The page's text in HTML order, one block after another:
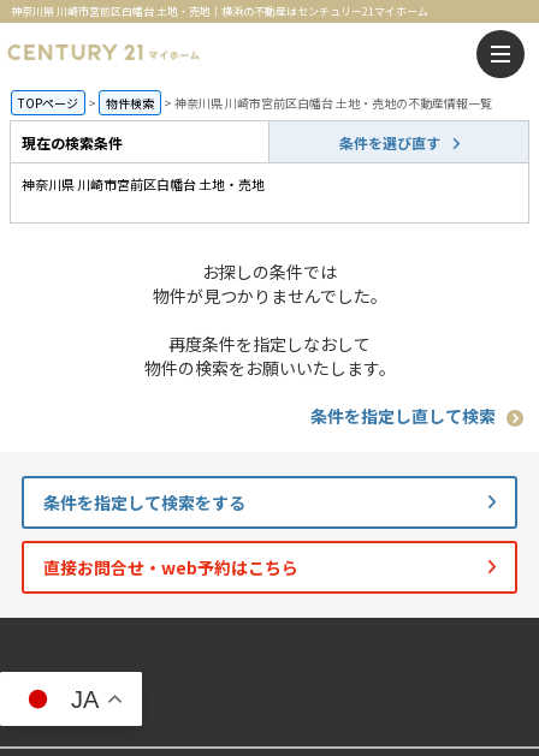
神奈川県 川崎市宮前区白幡台 土地・売地｜横浜の不動産はセンチュリー21マイホーム
TOPページ 物件検索 神奈川県 川崎市宮前区白幡台 土地・売地の不動産情報一覧
現在の検索条件 条件を選び直す
神奈川県 川崎市宮前区白幡台 土地・売地
お探しの条件では
物件が見つかりませんでした。
再度条件を指定しなおして
物件の検索をお願いいたします。
条件を指定し直して検索
条件を指定して検索をする
直接お問合せ・web予約はこちら
JA